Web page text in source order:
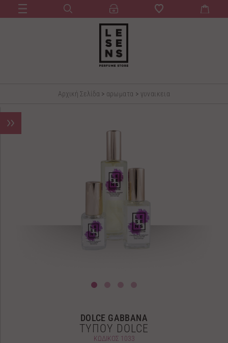
Αρχική Σελίδα > αρωματα > γυναικεια
DOLCE GABBANA
ΤΥΠΟΥ DOLCE
ΚΩΔΙΚΟΣ 1033